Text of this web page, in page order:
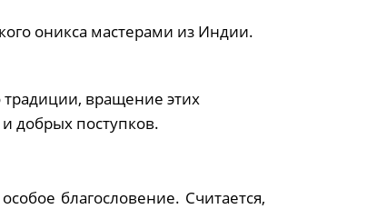
оникса мастерами из Индии.
вращение этих
добрых поступков.
благословение. Считается,